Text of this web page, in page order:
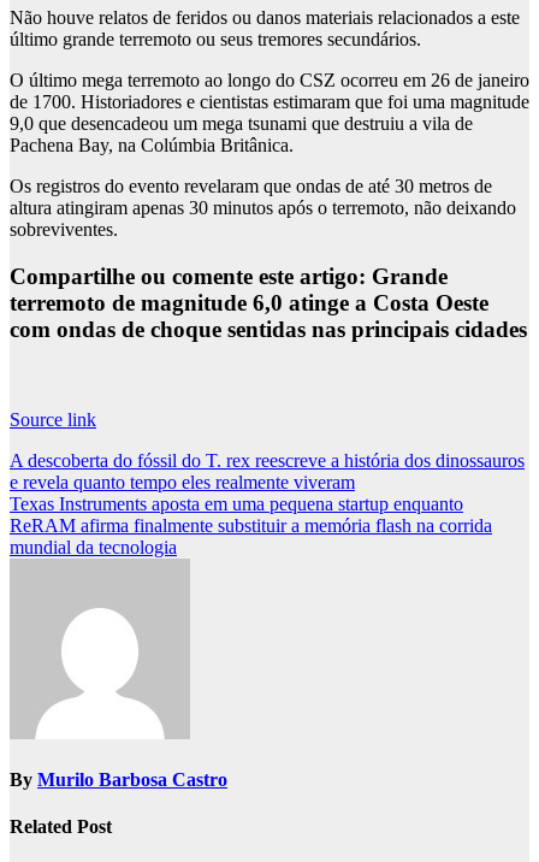
Não houve relatos de feridos ou danos materiais relacionados a este
último grande terremoto ou seus tremores secundários.
O último mega terremoto ao longo do CSZ ocorreu em 26 de janeiro
de 1700. Historiadores e cientistas estimaram que foi uma magnitude
9,0 que desencadeou um mega tsunami que destruiu a vila de
Pachena Bay, na Colúmbia Britânica.
Os registros do evento revelaram que ondas de até 30 metros de
altura atingiram apenas 30 minutos após o terremoto, não deixando
sobreviventes.
Compartilhe ou comente este artigo: Grande
terremoto de magnitude 6,0 atinge a Costa Oeste
com ondas de choque sentidas nas principais cidades
Source link
Post
navigation
A descoberta do fóssil do T. rex reescreve a história dos dinossauros
e revela quanto tempo eles realmente viveram
Texas Instruments aposta em uma pequena startup enquanto
ReRAM afirma finalmente substituir a memória flash na corrida
mundial da tecnologia
By Murilo Barbosa Castro
Related Post